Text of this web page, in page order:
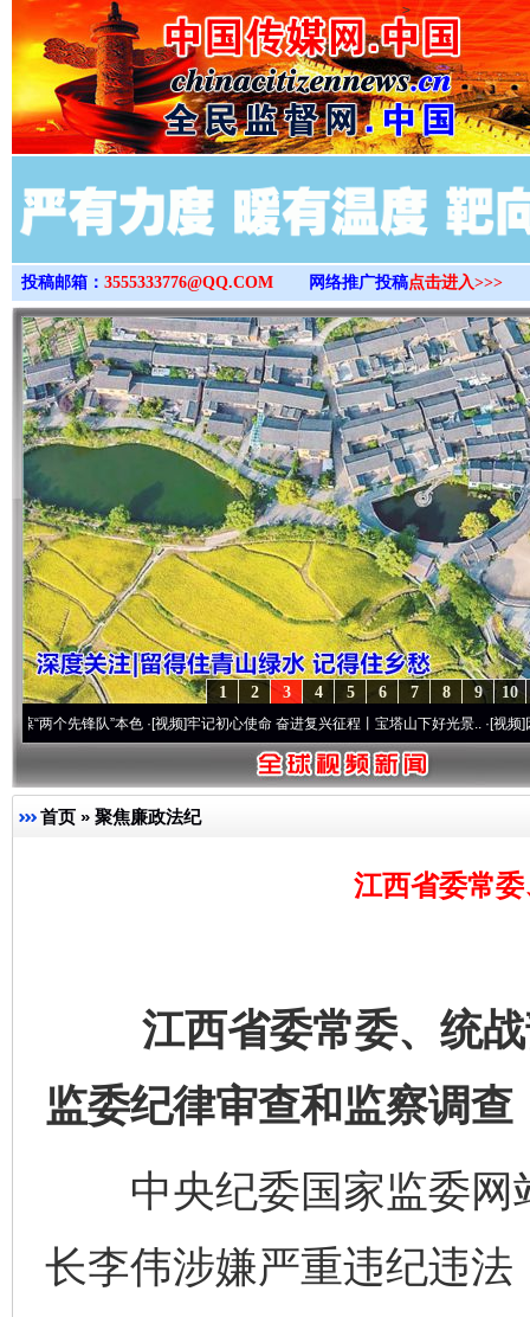
>
投稿邮箱： 3555333776@QQ.COM 网络推广投稿点击进入>>>
10
9
8
7
6
5
4
3
2
1
锋队”本色·[视频]牢记初心使命 奋进复兴征程丨宝塔山下好光景..·[视频]因党而生
首页 » 聚焦廉政法纪
江西省委常
江西省委常委、统战
监委纪律审查和监察调查
中央纪委国家监委网
长李伟涉嫌严重违纪违